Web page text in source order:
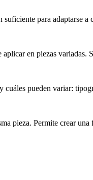
para adaptarse a
en piezas
cuáles pueden variar:
pieza. Permite crear